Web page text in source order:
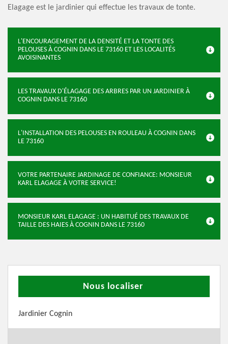
Elagage est le jardinier qui effectue les travaux de tonte.
L'ENCOURAGEMENT DE LA DENSITÉ ET LA TONTE DES
PELOUSES À COGNIN DANS LE 73160 ET LES LOCALITÉS
AVOISINANTES
LES TRAVAUX D'ÉLAGAGE DES ARBRES PAR UN JARDINIER À
COGNIN DANS LE 73160
L'INSTALLATION DES PELOUSES EN ROULEAU À COGNIN DANS
LE 73160
VOTRE PARTENAIRE JARDINAGE DE CONFIANCE: MONSIEUR
KARL ELAGAGE À VOTRE SERVICE!
MONSIEUR KARL ELAGAGE : UN HABITUÉ DES TRAVAUX DE
TAILLE DES HAIES À COGNIN DANS LE 73160
Nous localiser
Jardinier Cognin